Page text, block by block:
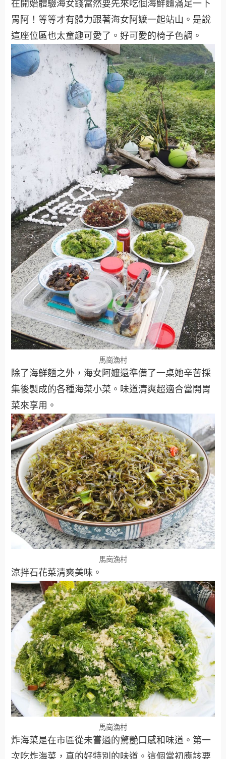
在開始體驗海女錢當然要先來吃個海鮮麵滿足一下
胃阿！等等才有體力跟著海女阿嬤一起站山。是說
這座位區也太童趣可愛了。好可愛的椅子色調。
馬崗漁村
除了海鮮麵之外，海女阿嬤還準備了一桌她辛苦採
集後製成的各種海菜小菜。味道清爽超適合當開胃
菜來享用。
馬崗漁村
涼拌石花菜清爽美味。
馬崗漁村
炸海菜是在市區從未嘗過的驚艷口感和味道。第一
次吃炸海菜，真的好特別的味道。這個當初應該要